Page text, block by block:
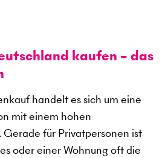
kaufen – das
handelt es sich um eine
mit einem hohen
Gerade für Privatpersonen ist
oder einer Wohnung oft die